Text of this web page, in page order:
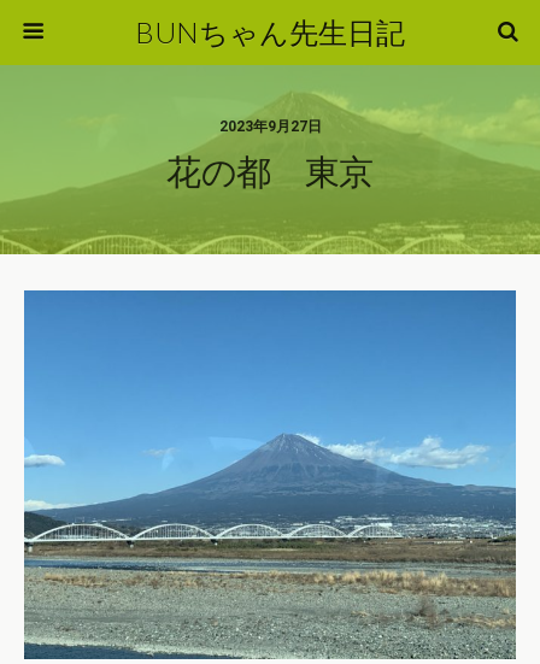
BUNちゃん先生日記
2023年9月27日
花の都 東京